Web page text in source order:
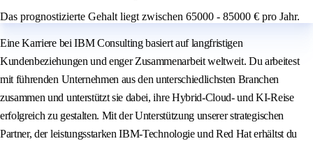
Das prognostizierte Gehalt liegt zwischen 65000 - 85000 € pro Jahr.
Eine Karriere bei IBM Consulting basiert auf langfristigen
Kundenbeziehungen und enger Zusammenarbeit weltweit. Du arbeitest
mit führenden Unternehmen aus den unterschiedlichsten Branchen
zusammen und unterstützt sie dabei, ihre Hybrid-Cloud- und KI-Reise
erfolgreich zu gestalten. Mit der Unterstützung unserer strategischen
Partner, der leistungsstarken IBM-Technologie und Red Hat erhältst du